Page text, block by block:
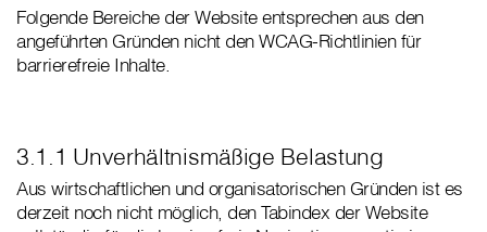
Folgende Bereiche der Website entsprechen aus den
angeführten Gründen nicht den WCAG-Richtlinien für
barrierefreie Inhalte.
3.1.1 Unverhältnismäßige Belastung
Aus wirtschaftlichen und organisatorischen Gründen ist es
derzeit noch nicht möglich, den Tabindex der Website